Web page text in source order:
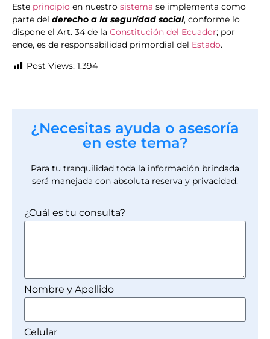
Este principio en nuestro sistema se implementa como
parte del derecho a la seguridad social, conforme lo
dispone el Art. 34 de la Constitución del Ecuador; por
ende, es de responsabilidad primordial del Estado.
Post Views: 1.394
¿Necesitas ayuda o asesoría
en este tema?
Para tu tranquilidad toda la información brindada
será manejada con absoluta reserva y privacidad.
¿Cuál es tu consulta?
Nombre y Apellido
Celular